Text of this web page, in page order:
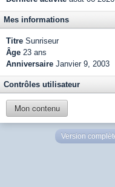
Mes informations
Titre Sunriseur
Âge 23 ans
Anniversaire Janvier 9, 2003
Contrôles utilisateur
Mon contenu
Version